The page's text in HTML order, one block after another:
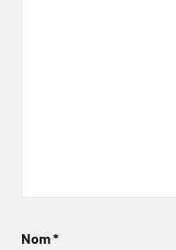
Nom*